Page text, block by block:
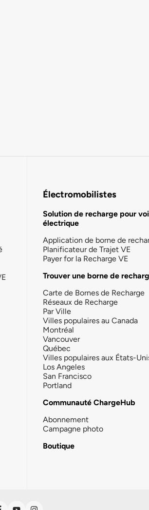
Électromobilistes
Solution de recharge pour
électrique
Application de borne de
Planificateur de Trajet VE
Payer for la Recharge VE
Trouver une borne de
Carte de Bornes de Recharge
Réseaux de Recharge
Par Ville
Villes populaires au Canada
Montréal
Vancouver
Québec
Villes populaires aux États-
Los Angeles
San Francisco
Portland
Communauté ChargeHub
Abonnement
Campagne photo
Boutique